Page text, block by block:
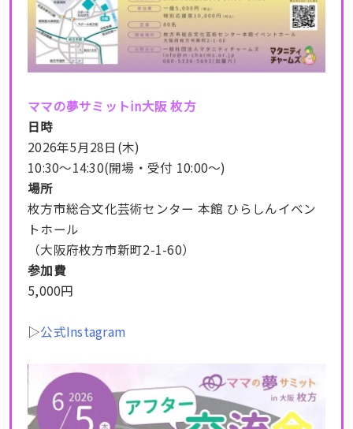
ママの夢サミットin大阪 枚方
日時
2026年5月28日(木)
10:30～14:30(開場・受付 10:00～)
場所
枚方市総合文化芸術センター 本館 ひらしんイベン
トホール
（大阪府枚方市新町2-1-60）
参加費
5,000円
▷公式Instagram